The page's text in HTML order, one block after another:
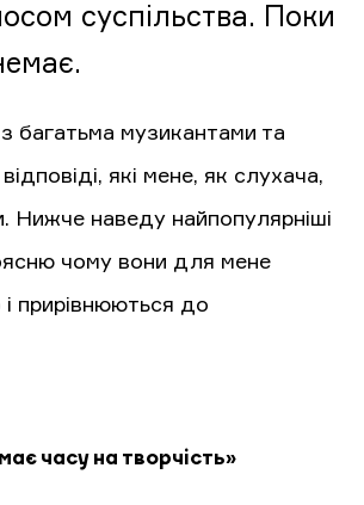
суспільства. Поки
багатьма музикантами та
які мене, як слухача,
Нижче наведу найпопулярніші
чому вони для мене
прирівнюються до
часу на творчість»